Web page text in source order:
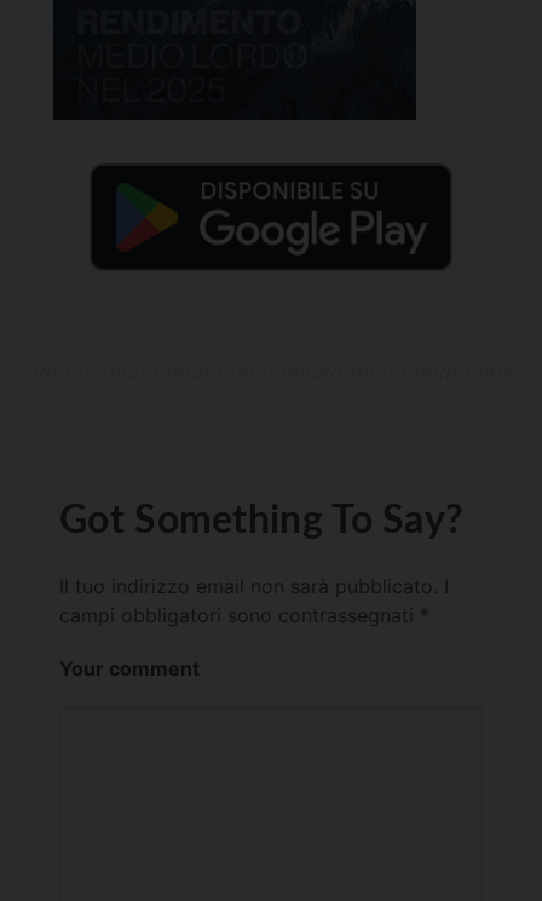
Got Something To Say?
Il tuo indirizzo email non sarà pubblicato.
campi obbligatori sono contrassegnati *
Your comment